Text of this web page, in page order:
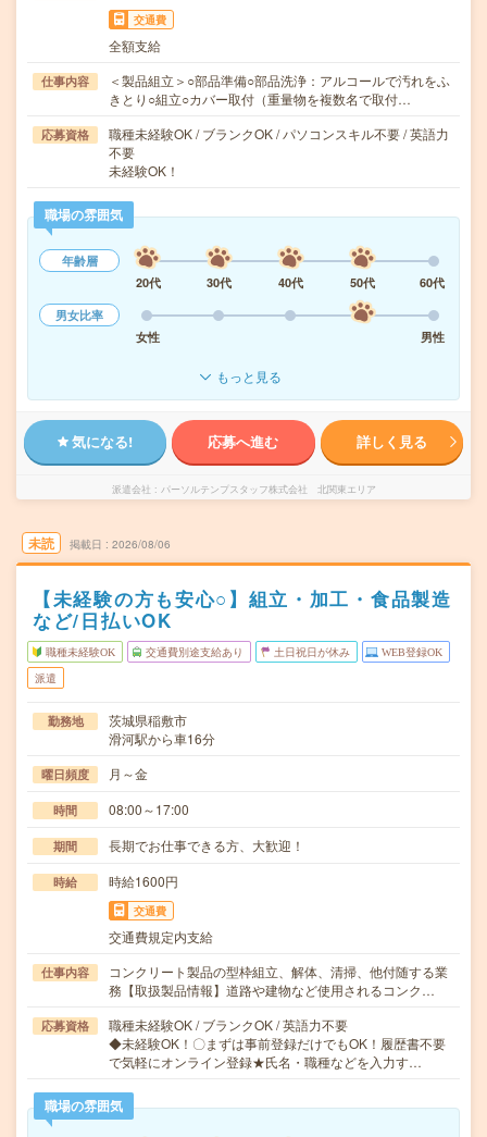
交通費
全額支給
仕事内容
＜製品組立＞○部品準備○部品洗浄：アルコールで汚れをふ
きとり○組立○カバー取付（重量物を複数名で取付…
応募資格
職種未経験OK / ブランクOK / パソコンスキル不要 / 英語力
不要
未経験OK！
職場の雰囲気
年齢層
20代
30代 40代 50代
60代
男女比率
女性
男性
もっと見る
気になる! 応募へ進む 詳しく見る
派遣会社 パーソルテンプスタッフ株式会社 北関東エリア
未読 掲載日 2026/08/06
【未経験の方も安心○】組立・加工・食品製造
など/日払いOK
職種未経験OK 交通費別途支給あり 土日祝日が休み WEB登録OK
派遣
勤務地
茨城県稲敷市
滑河駅から車16分
曜日頻度 月～金
時間 08:00～17:00
期間 長期でお仕事できる方、大歓迎！
時給 時給1600円
交通費
交通費規定内支給
仕事内容
コンクリート製品の型枠組立、解体、清掃、他付随する業
務【取扱製品情報】道路や建物など使用されるコンク…
応募資格
職種未経験OK / ブランクOK / 英語力不要
◆未経験OK！〇まずは事前登録だけでもOK！履歴書不要
で気軽にオンライン登録★氏名・職種などを入力す…
職場の雰囲気